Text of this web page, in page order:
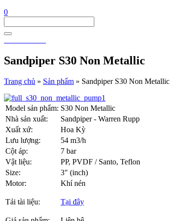
0
Sandpiper S30 Non Metallic
Trang chủ » Sản phẩm » Sandpiper S30 Non Metallic
Model sản phẩm: S30 Non Metallic
Nhà sản xuất:
Sandpiper - Warren Rupp
Xuất xứ:
Hoa Kỳ
Lưu lượng:
54 m3/h
Cột áp:
7 bar
Vật liệu:
PP, PVDF / Santo, Teflon
Size:
3" (inch)
Motor:
Khí nén
Tải tài liệu: Tại đây